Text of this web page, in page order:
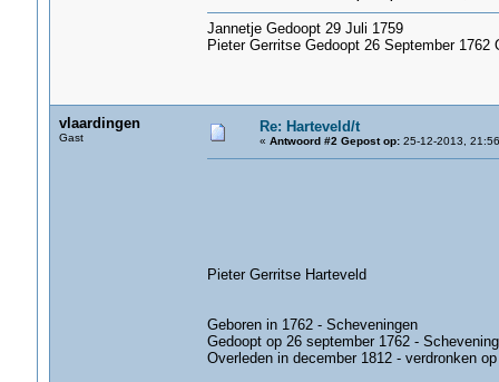
Jannetje Gedoopt 29 Juli 1759
Pieter Gerritse Gedoopt 26 September 1762
vlaardingen
Gast
Re: Harteveld/t
« Antwoord #2 Gepost op:25-12-2013,
Pieter Gerritse Harteveld
Geboren in 1762 - Scheveningen
Gedoopt op 26 september 1762 -
Overleden in december 1812 - verdronken